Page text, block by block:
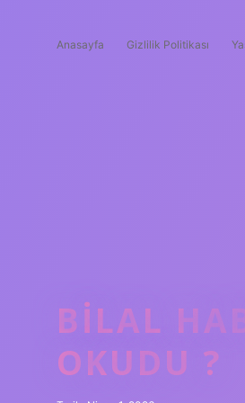
Anasayfa Gizlilik Politikası
BILAL
OKUDU ?